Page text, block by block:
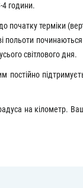
4 години.
початку терміки
світлового дня.
на кілометр.